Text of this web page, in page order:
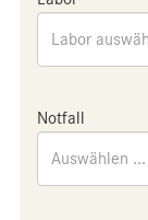
Labor
Notfall
Auswählen ...